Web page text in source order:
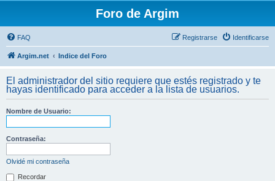
Foro de Argim
FAQ Identificarse
Registrarse
Argim.net Indice del Foro
El administrador del sitio requiere que estés registrado y te
hayas identificado para acceder a la lista de usuarios.
Nombre de Usuario:
Contraseña:
Olvidé mi contraseña
Recordar